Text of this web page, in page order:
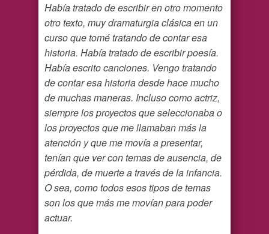
Había tratado de escribir en otro momento
otro texto, muy dramaturgia clásica en un
curso que tomé tratando de contar esa
historia. Había tratado de escribir poesía.
Había escrito canciones. Vengo tratando
de contar esa historia desde hace mucho
de muchas maneras. Incluso como actriz,
siempre los proyectos que seleccionaba o
los proyectos que me llamaban más la
atención y que me movía a presentar,
tenían que ver con temas de ausencia, de
pérdida, de muerte a través de la infancia.
O sea, como todos esos tipos de temas
son los que más me movían para poder
actuar.